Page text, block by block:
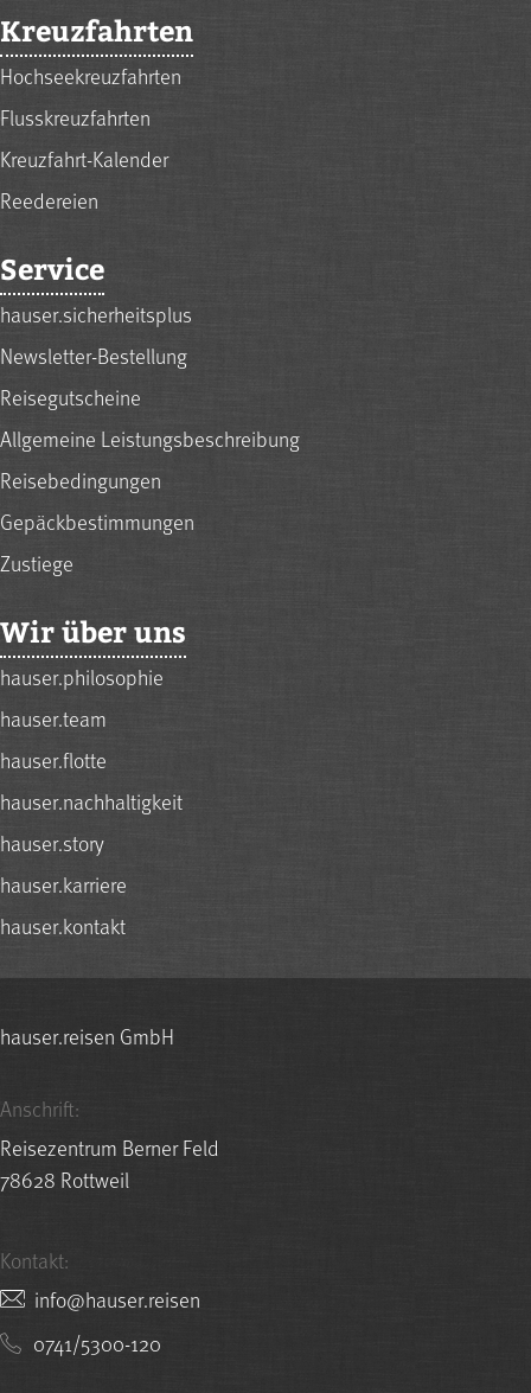
Kreuzfahrten
Hochseekreuzfahrten
Flusskreuzfahrten
Kreuzfahrt-Kalender
Reedereien
Service
hauser.sicherheitsplus
Newsletter-Bestellung
Reisegutscheine
Allgemeine Leistungsbeschreibung
Reisebedingungen
Gepäckbestimmungen
Zustiege
Wir über uns
hauser.philosophie
hauser.team
hauser.flotte
hauser.nachhaltigkeit
hauser.story
hauser.karriere
hauser.kontakt
hauser.reisen GmbH
Anschrift:
Reisezentrum Berner Feld
78628 Rottweil
Kontakt:
nesier.resuah@ofni
0741/5300-120